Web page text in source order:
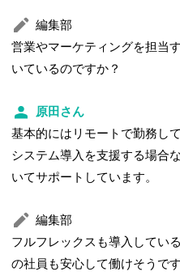
編集部
営業やマーケティングを担当
いているのですか？
原田さん
基本的にはリモートで勤務し
システム導入を支援する場合
いてサポートしています。
編集部
フルフレックスも導入してい
の社員も安心して働けそうです